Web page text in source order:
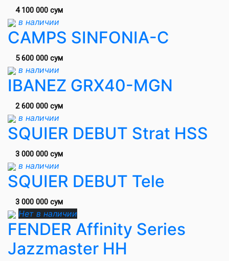
4 100 000 сум
в наличии
CAMPS SINFONIA-C
5 600 000 сум
в наличии
IBANEZ GRX40-MGN
2 600 000 сум
в наличии
SQUIER DEBUT Strat HSS
3 000 000 сум
в наличии
SQUIER DEBUT Tele
3 000 000 сум
Нет в наличии
FENDER Affinity Series
Jazzmaster HH